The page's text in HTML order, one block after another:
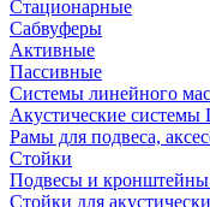
Стационарные
Сабвуферы
Активные
Пассивные
Системы линейного
Акустические системы
Рамы для подвеса,
Стойки
Подвесы и
Стойки для